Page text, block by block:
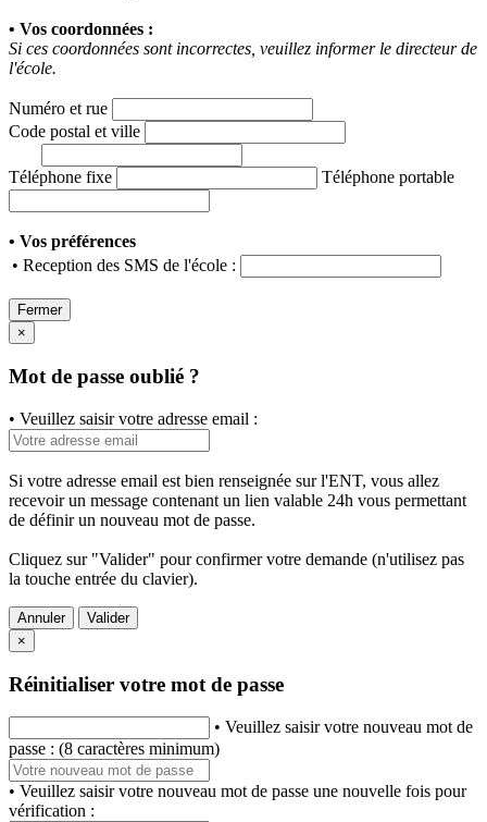
• Vos coordonnées :
Si ces coordonnées sont incorrectes, veuillez informer le directeur de
l'école.
Numéro et rue
Code postal et ville
Téléphone fixe Téléphone portable
• Vos préférences
• Reception des SMS de l'école :
Fermer
×
Mot de passe oublié ?
• Veuillez saisir votre adresse email :
Si votre adresse email est bien renseignée sur l'ENT, vous allez
recevoir un message contenant un lien valable 24h vous permettant
de définir un nouveau mot de passe.
Cliquez sur "Valider" pour confirmer votre demande (n'utilisez pas
la touche entrée du clavier).
Annuler
Valider
×
Réinitialiser votre mot de passe
• Veuillez saisir votre nouveau mot de
passe : (8 caractères minimum)
• Veuillez saisir votre nouveau mot de passe une nouvelle fois pour
vérification :